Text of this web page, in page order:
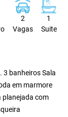
2
Vagas
1
Suite
3 banheiros Sala
em marmore
planejada com